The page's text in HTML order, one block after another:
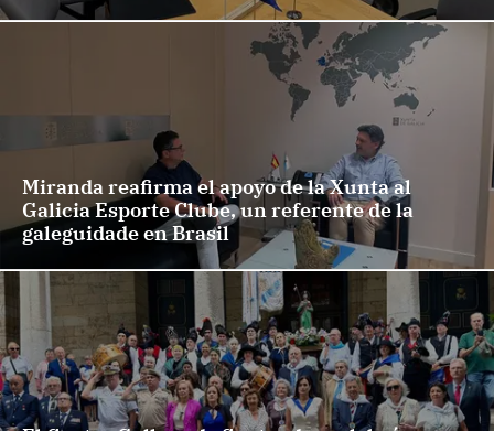
Miranda reafirma el apoyo de la Xunta al
Galicia Esporte Clube, un referente de la
galeguidade en Brasil